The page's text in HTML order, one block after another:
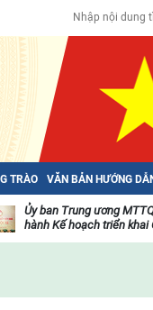
TRÀO VĂN BẢN HƯỚNG
Ủy ban Trung ương
hành Kế hoạch triển khai